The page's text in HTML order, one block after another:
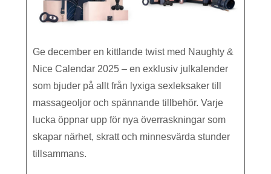
Ge december en kittlande twist med Naughty &
Nice Calendar 2025 – en exklusiv julkalender
som bjuder på allt från lyxiga sexleksaker till
massageoljor och spännande tillbehör. Varje
lucka öppnar upp för nya överraskningar som
skapar närhet, skratt och minnesvärda stunder
tillsammans.